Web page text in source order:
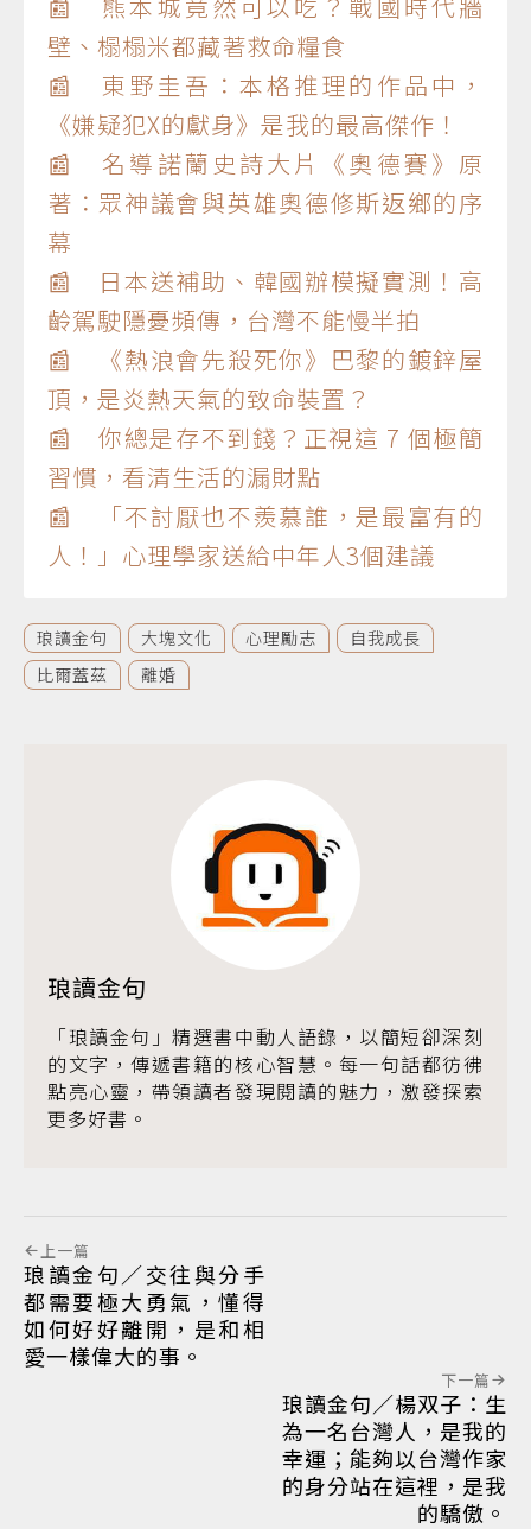
壁、榻榻米都藏著救命糧食
📰 東野圭吾：本格推理的作品中，
《嫌疑犯X的獻身》是我的最高傑作！
📰 名導諾蘭史詩大片《奧德賽》原
著：眾神議會與英雄奧德修斯返鄉的序
幕
📰 日本送補助、韓國辦模擬實測！高
齡駕駛隱憂頻傳，台灣不能慢半拍
📰 《熱浪會先殺死你》巴黎的鍍鋅屋
頂，是炎熱天氣的致命裝置？
📰 你總是存不到錢？正視這 7 個極簡
習慣，看清生活的漏財點
📰 「不討厭也不羨慕誰，是最富有的
人！」心理學家送給中年人3個建議
琅讀金句 大塊文化 心理勵志
自我成長
比爾蓋茲
離婚
琅讀金句
「琅讀金句」精選書中動人語錄，以簡短卻深刻
的文字，傳遞書籍的核心智慧。每一句話都彷彿
點亮心靈，帶領讀者發現閱讀的魅力，激發探索
更多好書。
上一篇
琅讀金句／交往與分手
都需要極大勇氣，懂得
如何好好離開，是和相
愛一樣偉大的事。
下一篇
琅讀金句／楊双子：生
為一名台灣人，是我的
幸運；能夠以台灣作家
的身分站在這裡，是我
的驕傲。